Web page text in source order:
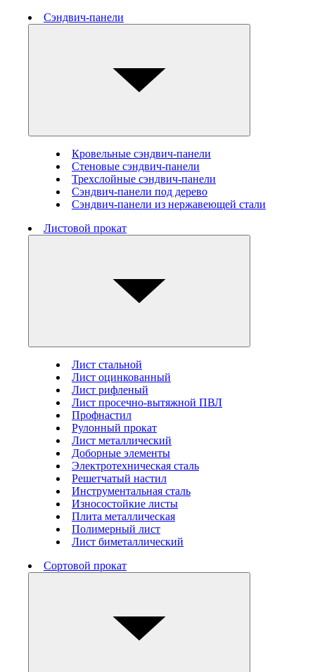
Сэндвич-панели
Кровельные сэндвич-панели
Стеновые cэндвич-панели
Трехслойные сэндвич-панели
Сэндвич-панели под дерево
Сэндвич-панели из нержавеющей стали
Листовой прокат
Лист стальной
Лист оцинкованный
Лист рифленый
Лист просечно-вытяжной ПВЛ
Профнастил
Рулонный прокат
Лист металлический
Доборные элементы
Электротехническая сталь
Решетчатый настил
Инструментальная сталь
Износостойкие листы
Плита металлическая
Полимерный лист
Лист биметаллический
Сортовой прокат